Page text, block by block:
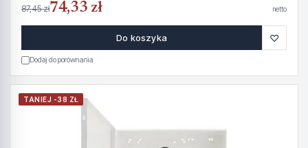
87,45 zł74,33 zł netto
Do koszyka ♡
Dodaj do porównania
TANIEJ -38 ZŁ